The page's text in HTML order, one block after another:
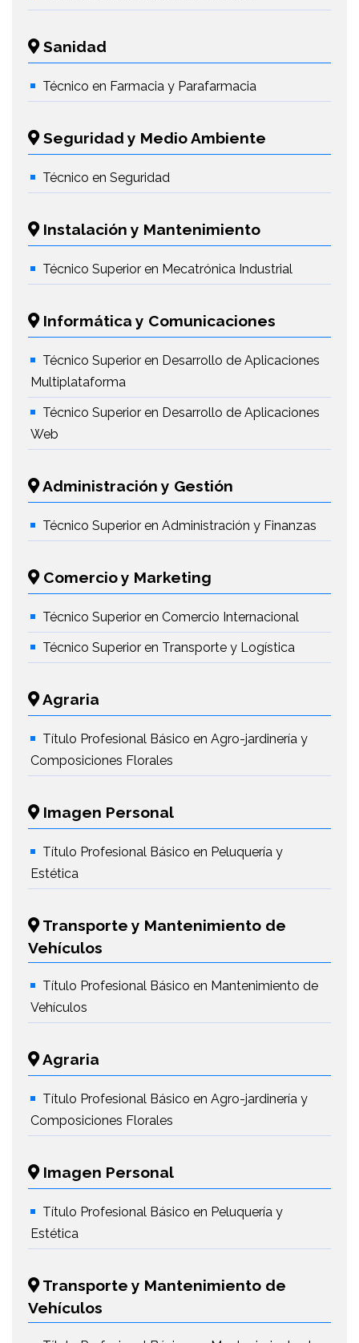
Sanidad
Técnico en Farmacia y Parafarmacia
Seguridad y Medio Ambiente
Técnico en Seguridad
Instalación y Mantenimiento
Técnico Superior en Mecatrónica Industrial
Informática y Comunicaciones
Técnico Superior en Desarrollo de Aplicaciones
Multiplataforma
Técnico Superior en Desarrollo de Aplicaciones
Web
Administración y Gestión
Técnico Superior en Administración y Finanzas
Comercio y Marketing
Técnico Superior en Comercio Internacional
Técnico Superior en Transporte y Logística
Agraria
Título Profesional Básico en Agro-jardinería y
Composiciones Florales
Imagen Personal
Título Profesional Básico en Peluquería y
Estética
Transporte y Mantenimiento de
Vehículos
Título Profesional Básico en Mantenimiento de
Vehículos
Agraria
Título Profesional Básico en Agro-jardinería y
Composiciones Florales
Imagen Personal
Título Profesional Básico en Peluquería y
Estética
Transporte y Mantenimiento de
Vehículos